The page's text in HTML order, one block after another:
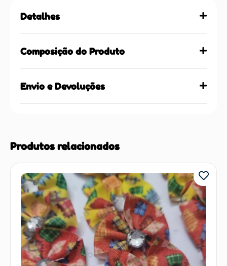
Detalhes
Composição do Produto
Envio e Devoluções
Produtos relacionados